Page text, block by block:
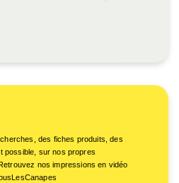
des fiches produits, des
possible, sur nos propres
nos impressions en vidéo